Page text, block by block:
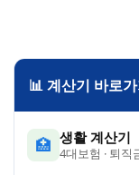
📊 계산기 바로
🏥 생활 계산기
4대보험 · 퇴직